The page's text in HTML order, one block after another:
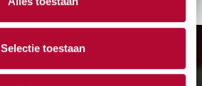
Selectie toestaan